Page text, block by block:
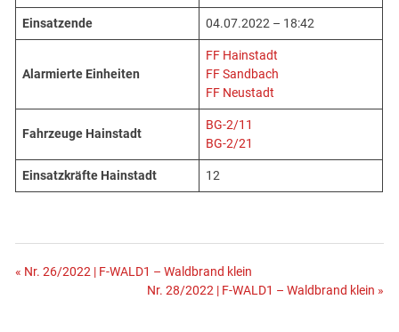
Einsatzende 04.07.2022 – 18:42
Alarmierte Einheiten
FF Hainstadt
FF Sandbach
FF Neustadt
Fahrzeuge Hainstadt
BG-2/11
BG-2/21
Einsatzkräfte Hainstadt 12
Beitragsnavigation
« Nr. 26/2022 | F-WALD1 – Waldbrand klein
Nr. 28/2022 | F-WALD1 – Waldbrand klein »